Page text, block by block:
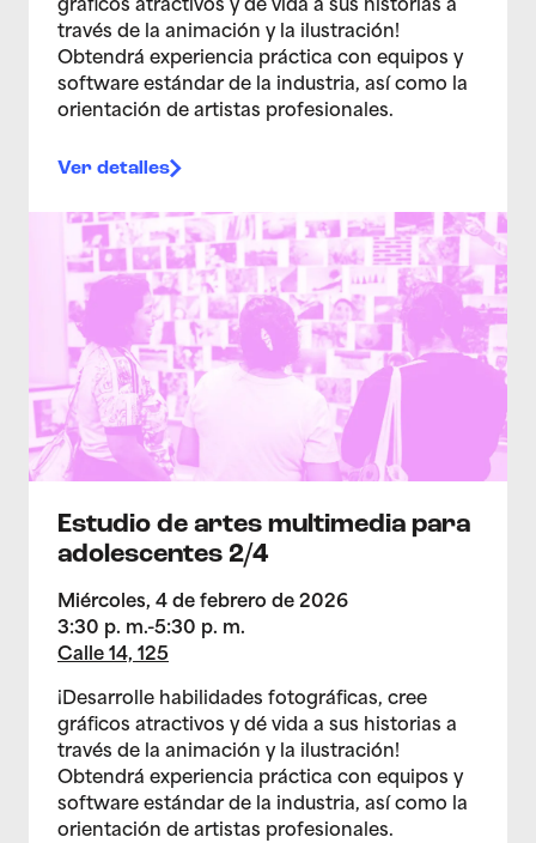
gráficos atractivos y dé vida a sus historias a
través de la animación y la ilustración!
Obtendrá experiencia práctica con equipos y
software estándar de la industria, así como la
orientación de artistas profesionales.
Ver detalles
>Estudio de artes multimedia para adolescentes 2/4
Estudio de artes multimedia para
adolescentes 2/4
Miércoles, 4 de febrero de 2026
3:30 p. m.-5:30 p. m.
Calle 14, 125
¡Desarrolle habilidades fotográficas, cree
gráficos atractivos y dé vida a sus historias a
través de la animación y la ilustración!
Obtendrá experiencia práctica con equipos y
software estándar de la industria, así como la
orientación de artistas profesionales.